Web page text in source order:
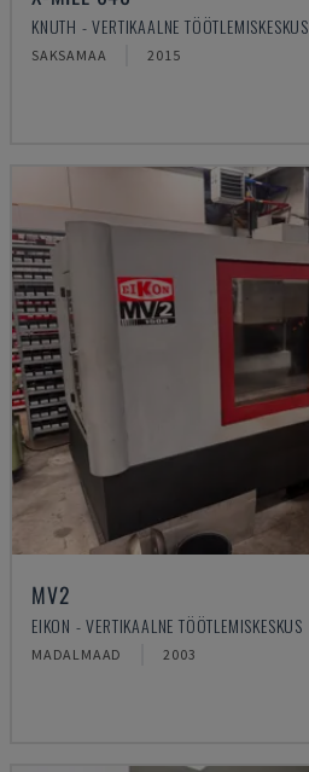
KNUTH - VERTIKAALNE TÖÖTLEMISKESKUS
SAKSAMAA 2015
MV2
EIKON - VERTIKAALNE TÖÖTLEMISKESKUS
MADALMAAD 2003